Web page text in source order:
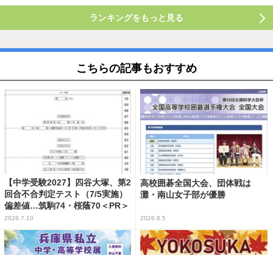
ランキングをもっと見る
こちらの記事もおすすめ
【中学受験2027】四谷大塚、第2
回合不合判定テスト（7/5実施）
偏差値…筑駒74・桜蔭70＜PR＞
2026.7.10
高校囲碁全国大会、団体戦は
灘・南山女子部が優勝
2026.8.5